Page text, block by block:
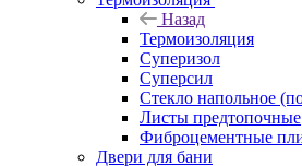
Назад
Термоизоляция
Суперизол
Суперсил
Стекло напольное
Листы предтопочные
Фиброцементные
Двери для бани